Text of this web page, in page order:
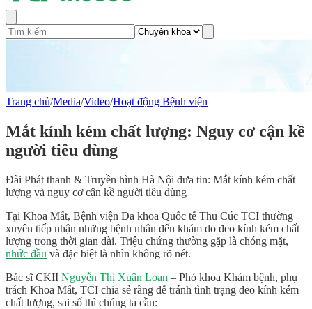
Trang chủ/Media/Video/Hoạt động Bệnh viện
Mắt kính kém chất lượng: Nguy cơ cận kề
người tiêu dùng
Đài Phát thanh & Truyền hình Hà Nội đưa tin: Mắt kính kém chất
lượng và nguy cơ cận kề người tiêu dùng
Tại Khoa Mắt, Bệnh viện Đa khoa Quốc tế Thu Cúc TCI thường
xuyên tiếp nhận những bệnh nhân đến khám do đeo kính kém chất
lượng trong thời gian dài. Triệu chứng thường gặp là chóng mặt,
nhức đầu và đặc biệt là nhìn không rõ nét.
Bác sĩ CKII Nguyễn Thị Xuân Loan – Phó khoa Khám bệnh, phụ
trách Khoa Mắt, TCI chia sẻ rằng để tránh tình trạng đeo kính kém
chất lượng, sai số thì chúng ta cần: